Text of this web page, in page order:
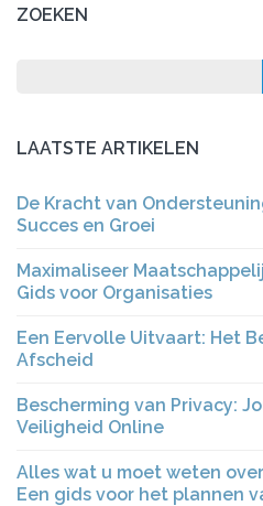
ZOEKEN
LAATSTE ARTIKELEN
De Kracht van
Succes en Groei
Maximaliseer
Gids voor Organisaties
Een Eervolle Uitvaart: Het
Afscheid
Bescherming van Privacy:
Veiligheid Online
Alles wat u moet weten
Een gids voor het plannen